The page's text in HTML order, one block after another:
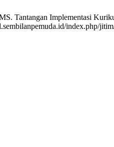
Tantangan Implementasi
index.php/